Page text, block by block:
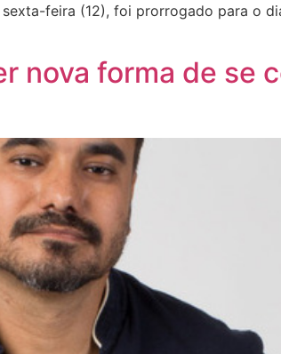
feira (12), foi prorrogado para o
nova forma de se